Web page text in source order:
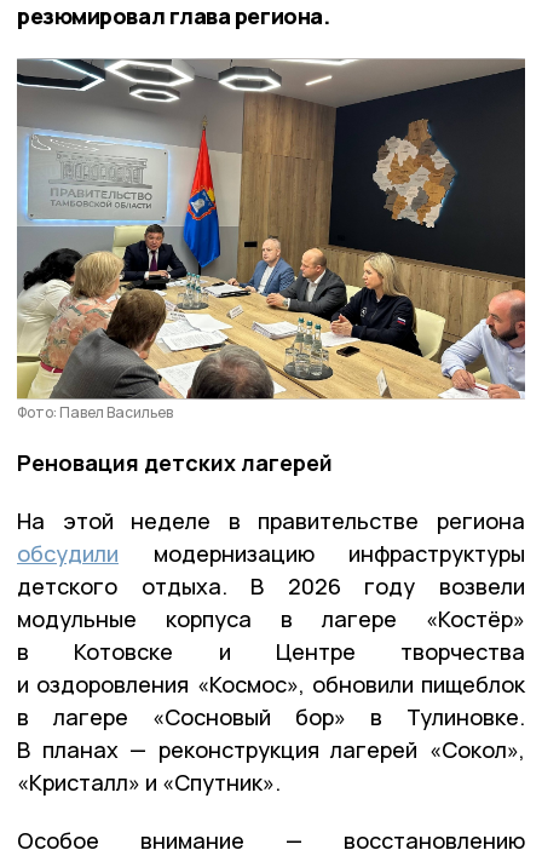
резюмировал глава региона.
Фото: Павел Васильев
Реновация детских лагерей
На этой неделе в правительстве региона
обсудили модернизацию инфраструктуры
детского отдыха. В 2026 году возвели
модульные корпуса в лагере «Костёр»
в Котовске и Центре творчества
и оздоровления «Космос», обновили пищеблок
в лагере «Сосновый бор» в Тулиновке.
В планах — реконструкция лагерей «Сокол»,
«Кристалл» и «Спутник».
Особое внимание — восстановлению